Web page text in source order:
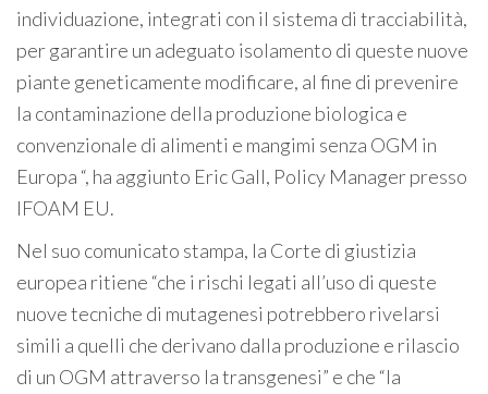
individuazione, integrati con il sistema di tracciabilità,
per garantire un adeguato isolamento di queste nuove
piante geneticamente modificare, al fine di prevenire
la contaminazione della produzione biologica e
convenzionale di alimenti e mangimi senza OGM in
Europa “, ha aggiunto Eric Gall, Policy Manager presso
IFOAM EU.
Nel suo comunicato stampa, la Corte di giustizia
europea ritiene “che i rischi legati all’uso di queste
nuove tecniche di mutagenesi potrebbero rivelarsi
simili a quelli che derivano dalla produzione e rilascio
di un OGM attraverso la transgenesi” e che “la